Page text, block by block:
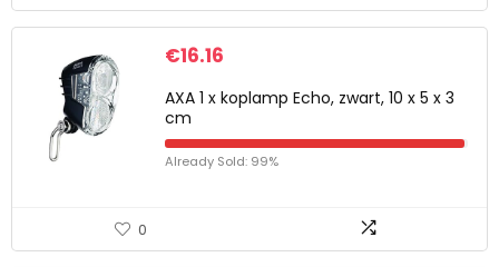
€16.16
AXA 1 x koplamp Echo, zwart, 10 x 5 x 3
cm
Already Sold: 99%
0